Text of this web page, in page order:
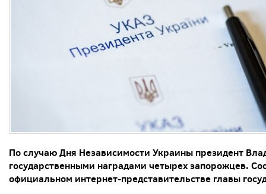
По случаю Дня Независимости Украины президент
государственными наградами четырех запорожцев.
официальном интернет-представительстве главы